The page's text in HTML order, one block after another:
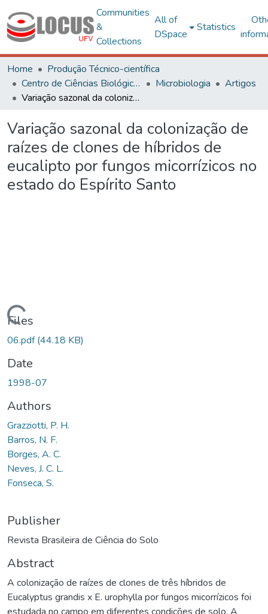
Communities
&
Collections
All of
DSpace
Statistics
Home
Produção Técnico-científica
Centro de Ciências Biológicas e da Saúde
Microbiologia
Artigos
Variação sazonal da colonização de raízes de clones de híbridos de eucalipto por fungos micorrízicos no estado do Espírito Santo
Variação sazonal da colonização de
raízes de clones de híbridos de
eucalipto por fungos micorrízicos no
estado do Espírito Santo
Files
06.pdf(44.18 KB)
Date
1998-07
Authors
Grazziotti, P. H.
Barros, N. F.
Borges, A. C.
Neves, J. C. L.
Fonseca, S.
Publisher
Revista Brasileira de Ciência do Solo
Abstract
A colonização de raízes de clones de três híbridos de
Eucalyptus grandis x E. urophylla por fungos micorrízicos foi